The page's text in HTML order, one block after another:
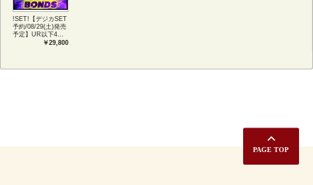
!SET!【デジカSET
予約/08/29(土)発売
予定】UR以下4コ
ンセット 【BT-￥29,800